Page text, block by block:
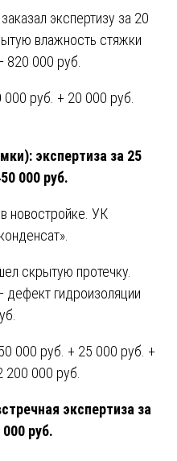
экспертизу за 20
влажность стяжки
820 000 руб.
руб. + 20 000 руб.
экспертиза за 25
000 руб.
новостройке. УК
скрытую протечку.
дефект гидроизоляции
000 руб. + 25 000 руб. +
000 руб.
экспертиза за
руб.